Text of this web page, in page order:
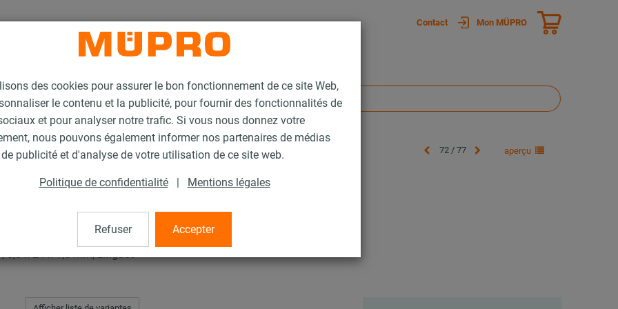
des cookies pour assurer le bon fonctionnement de ce site Web,
le contenu et la publicité, pour fournir des fonctionnalités de
et pour analyser notre trafic. Si vous nous donnez votre
nous pouvons également informer nos partenaires de médias
publicité et d'analyse de votre utilisation de ce site web.
Politique de confidentialité | Mentions légales
Refuser Accepter
Contact Mon MÜPRO
Rondelle DÄMMGULAST® 72 / 77 aperçu
8,5 x 24 x 1,5 mm, zinguée